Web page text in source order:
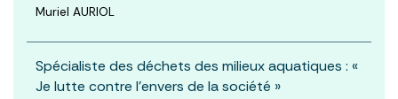
Muriel AURIOL
Spécialiste des déchets des milieux aquatiques : «
Je lutte contre l’envers de la société »